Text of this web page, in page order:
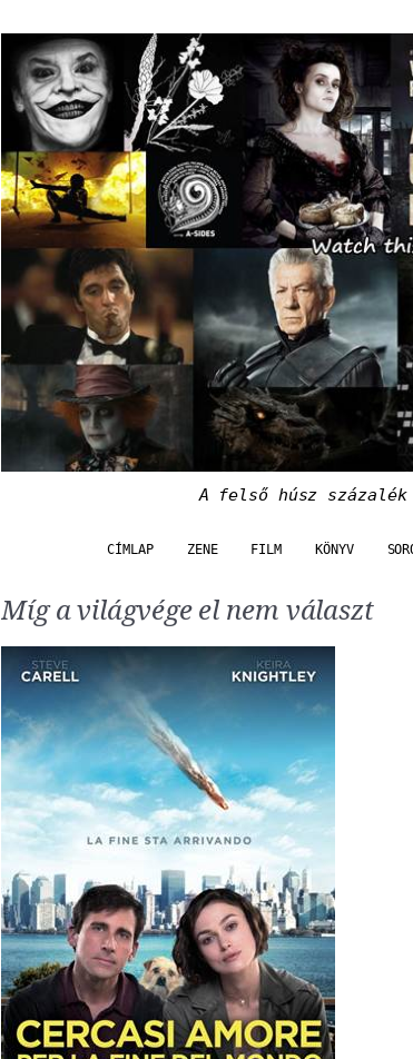
A felső húsz százalék
CÍMLAP ZENE FILM KÖNYV
Míg a világvége el nem választ